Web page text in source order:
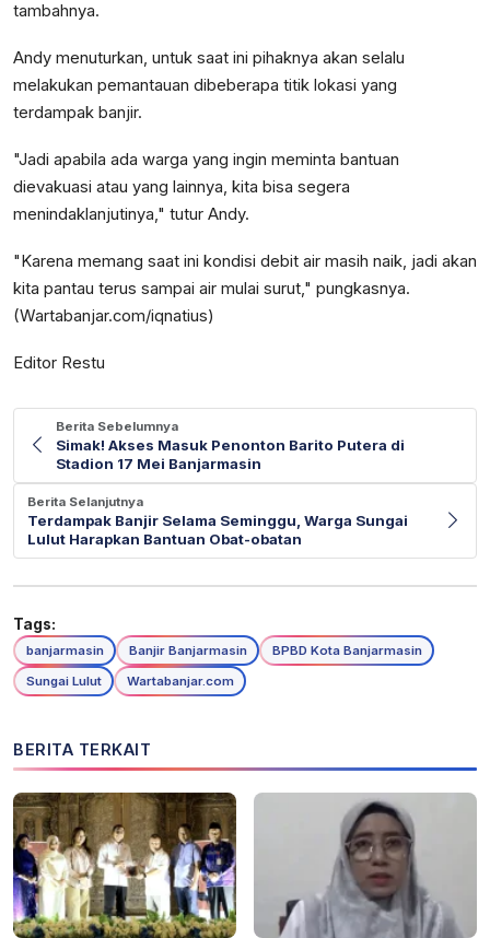
tambahnya.
Andy menuturkan, untuk saat ini pihaknya akan selalu
melakukan pemantauan dibeberapa titik lokasi yang
terdampak banjir.
"Jadi apabila ada warga yang ingin meminta bantuan
dievakuasi atau yang lainnya, kita bisa segera
menindaklanjutinya," tutur Andy.
"Karena memang saat ini kondisi debit air masih naik, jadi akan
kita pantau terus sampai air mulai surut," pungkasnya.
(Wartabanjar.com/iqnatius)
Editor Restu
Berita Sebelumnya
Simak! Akses Masuk Penonton Barito Putera di
Stadion 17 Mei Banjarmasin
Berita Selanjutnya
Terdampak Banjir Selama Seminggu, Warga Sungai
Lulut Harapkan Bantuan Obat-obatan
Tags:
banjarmasin Banjir Banjarmasin
BPBD Kota Banjarmasin
Sungai Lulut
Wartabanjar.com
BERITA TERKAIT